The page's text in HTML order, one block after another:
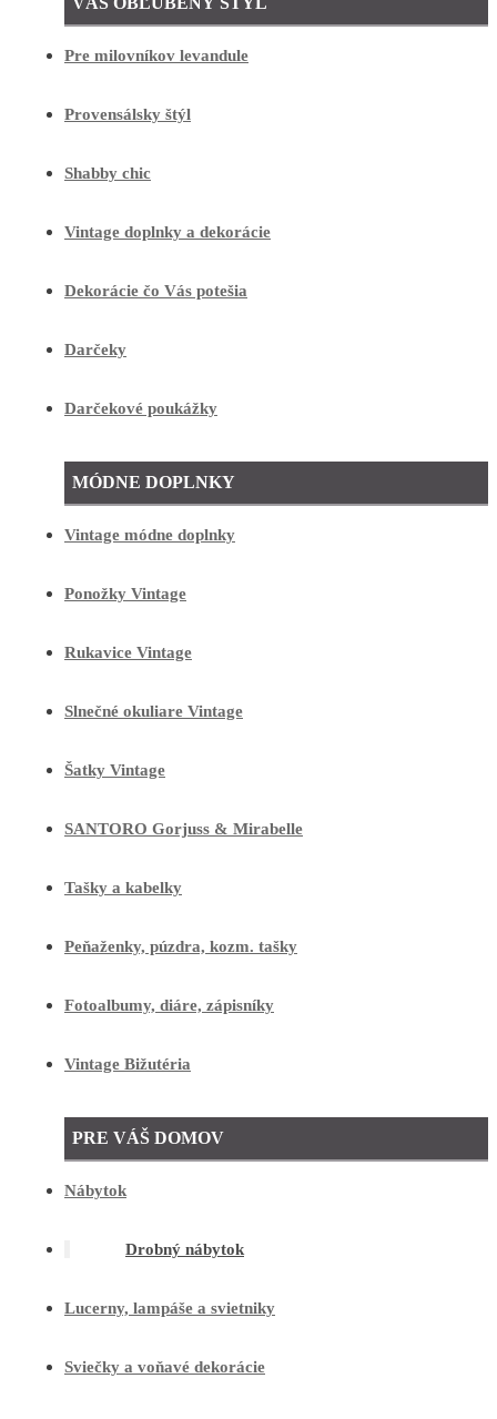
Pre milovníkov levandule
Provensálsky štýl
Shabby chic
Vintage doplnky a dekorácie
Dekorácie čo Vás potešia
Darčeky
Darčekové poukážky
MÓDNE DOPLNKY
Vintage módne doplnky
Ponožky Vintage
Rukavice Vintage
Slnečné okuliare Vintage
Šatky Vintage
SANTORO Gorjuss & Mirabelle
Tašky a kabelky
Peňaženky, púzdra, kozm. tašky
Fotoalbumy, diáre, zápisníky
Vintage Bižutéria
PRE VÁŠ DOMOV
Nábytok
Drobný nábytok
Lucerny, lampáše a svietniky
Sviečky a voňavé dekorácie